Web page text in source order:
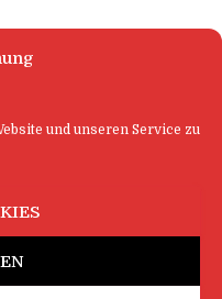
und unseren Service zu